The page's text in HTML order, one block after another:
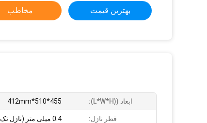
بهترین قیمت مخاطب
ابعاد ((L*W*H): 455*510*412mm
قطر نازل: 0.4 میلی متر (نازل تک)